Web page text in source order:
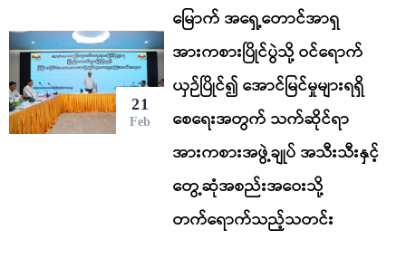
21
Feb
မြောက် အရှေ့တောင်အာရှ
အားကစားပြိုင်ပွဲသို့ ဝင်ရောက်
ယှဉ်ပြိုင်၍ အောင်မြင်မှုများရရှိ
စေရေးအတွက် သက်ဆိုင်ရာ
အားကစားအဖွဲ့ချုပ် အသီးသီးနှင့်
တွေ့ဆုံအစည်းအဝေးသို့
တက်‌ရောက်သည့်သတင်း